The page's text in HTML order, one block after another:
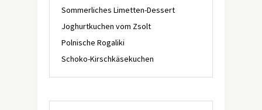
Sommerliches Limetten-Dessert
Joghurtkuchen vom Zsolt
Polnische Rogaliki
Schoko-Kirschkäsekuchen